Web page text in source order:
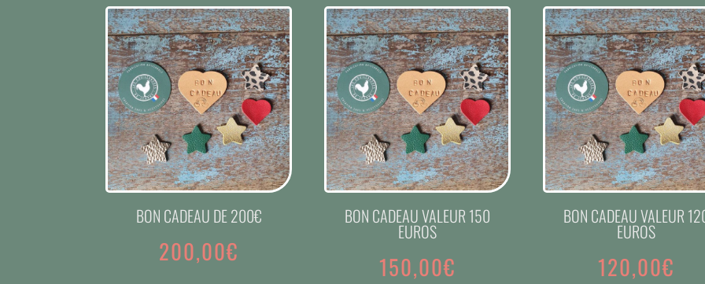
BON CADEAU DE 200€
200,00€
BON CADEAU VALEUR 150
EUROS
150,00€
BON CADEAU VALEUR
EUROS
120,00€